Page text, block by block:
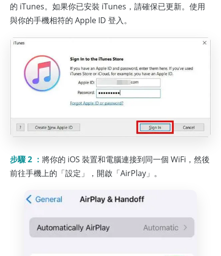
的 iTunes。如果你已安裝 iTunes，請確保已更新。使用
與你的手機相符的 Apple ID 登入。
步驟 2 ： 將你的 iOS 裝置和電腦連接到同一個 WiFi，然後
前往手機上的「設定」，開啟「AirPlay」。